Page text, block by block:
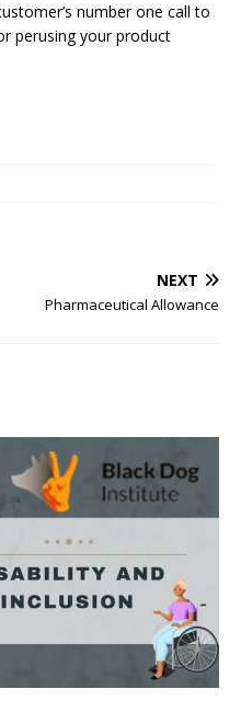
number one call to
perusing your product
NEXT
Pharmaceutical Allowance